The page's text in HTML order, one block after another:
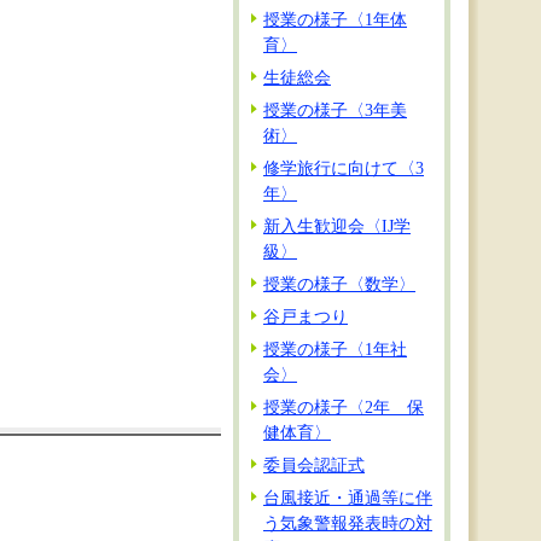
授業の様子〈1年体
育〉
生徒総会
授業の様子〈3年美
術〉
修学旅行に向けて〈3
年〉
新入生歓迎会〈IJ学
級〉
授業の様子〈数学〉
谷戸まつり
授業の様子〈1年社
会〉
授業の様子〈2年 保
健体育〉
委員会認証式
台風接近・通過等に伴
う気象警報発表時の対